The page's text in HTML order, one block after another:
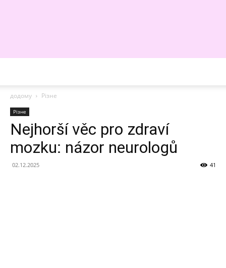
додому
Різне
Різне
Nejhorší věc pro zdraví
mozku: názor neurologů
02.12.2025 41